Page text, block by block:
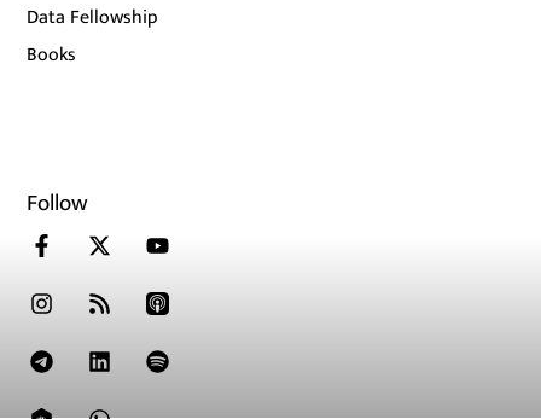
Data Fellowship
Books
Follow